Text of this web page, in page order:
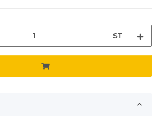
ST